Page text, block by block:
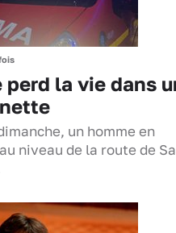
perd la vie dans
un homme en
niveau de la route de